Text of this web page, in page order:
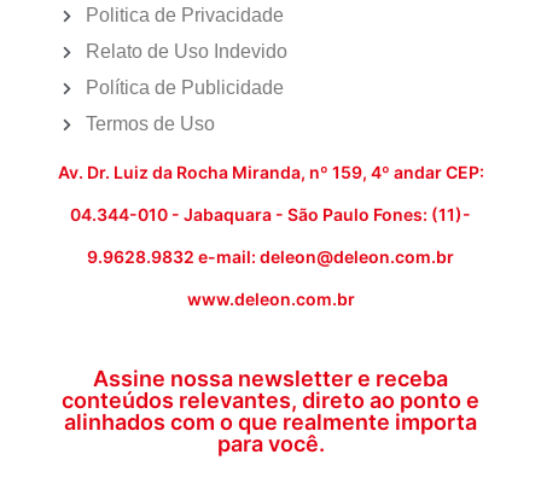
Politica de Privacidade
Relato de Uso Indevido
Política de Publicidade
Termos de Uso
Av. Dr. Luiz da Rocha Miranda, nº 159, 4º andar CEP:
04.344-010 - Jabaquara - São Paulo Fones: (11)-
9.9628.9832 e-mail: deleon@deleon.com.br
www.deleon.com.br
Assine nossa newsletter e receba
conteúdos relevantes, direto ao ponto e
alinhados com o que realmente importa
para você.